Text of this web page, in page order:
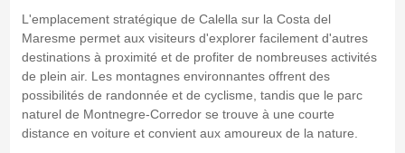
L'emplacement stratégique de Calella sur la Costa del
Maresme permet aux visiteurs d'explorer facilement d'autres
destinations à proximité et de profiter de nombreuses activités
de plein air. Les montagnes environnantes offrent des
possibilités de randonnée et de cyclisme, tandis que le parc
naturel de Montnegre-Corredor se trouve à une courte
distance en voiture et convient aux amoureux de la nature.